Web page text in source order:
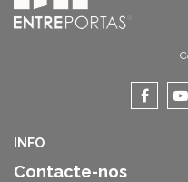
INFO
Contacte-nos